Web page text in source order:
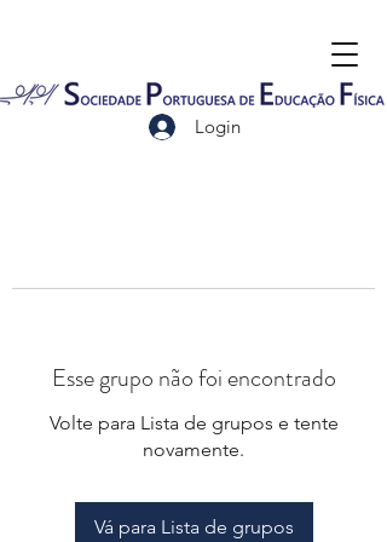
Login
Esse grupo não foi encontrado
Volte para Lista de grupos e tente
novamente.
Vá para Lista de grupos